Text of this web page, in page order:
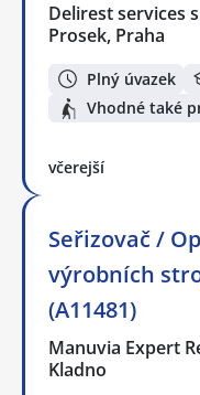
Delirest services
Prosek, Praha
Plný úvazek
Vhodné také
včerejší
Seřizovač /
výrobních
(A11481)
Manuvia Expert
Kladno